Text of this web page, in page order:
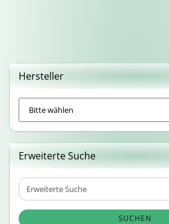
Hersteller
Erweiterte Suche
Erweiterte
Suche
SUCHEN